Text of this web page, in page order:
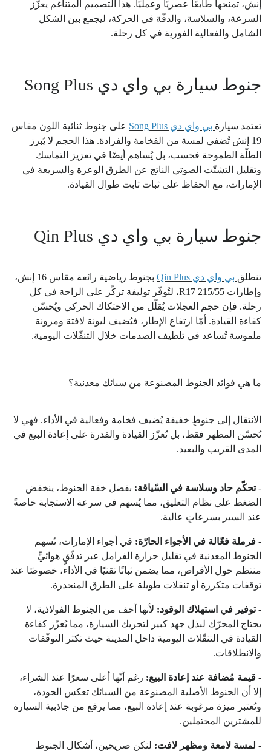
إنش، تمنحها طابعًا عصريًا وعمليًا. هذا التصميم المتناغم يعزّز
السرعة، والسلاسة، والدقّة في الحركة، ليجمع بين الشكل
الشامل والفعالية الفورية في كل رحلة.
جنوط سيارة بي واي دي Song Plus
تعتمد سيارة بي واي دي Song Plus
على جنوط ثنائية اللون مقاس
19 إنش تُضفي لمسة من الفخامة والفرادة. هذا الحجم لا يُبرز
الطلّة الطموحة فحسب، بل يُساهم أيضًا في تعزيز التماسك
وتقليل التشتّت الصوتي الناتج عن الطرق الوعرة والسريعة في
الإمارات، مع الحفاظ على ثبات ثابت طوال القيادة.
جنوط سيارة بي واي دي Qin Plus
تنطلق بي واي دي Qin Plus
بجنوط رياضية رائعة مقاس 16 إنش،
وإطارات 215/55 R17، لتُوفّر توليفة تركّز على الراحة في كل
رحلة. فإن حجم العجلات يُقلّل من الاحتكاك الحركي ويُحسّن
كفاءة القيادة. أمّا ارتفاع الإطار، فيُضيف ليونة لافتة ومرونة
ملموسة تُساعد في تلطيف الصدمات خلال التنقّلات اليومية.
ما هي فوائد الجنوط المصنوعة من سبائك معدنية؟
الانتقال إلى جنوطٍ خفيفة يُضيف فخامة وفعالية في الأداء. فهي لا
تُحسّن المظهر فقط، بل تُعزّز القيادة والقدرة على إعادة البيع في
المدى القريب والبعيد.
-تحكّم حاد وسلاسة في السّياقة: بفضل خفة الجنوط، ينخفض
الضغط على نظام التعليق، مما يُسهم في سرعة الاستجابة خاصةً
عند السير بسرعاتٍ عالية.
- فرملة فعّالة في الأجواء الحارّة: في أجواء الإمارات، تُسهم
الجنوط المعدنية في تقليل حرارة الفرامل عبر تدفّقٍ هوائيٍّ
منتظم حول الأقراص، مما يضمن ثباتًا تقنيًا في الأداء، خصوصًا عند
توقفات متكررة أو تنقلات طويلة على الطرق المنحدرة.
-توفير في استهلاك الوقود: لأنها أخف من الجنوط الفولاذية، لا
يحتاج المحرّك لبذل جهد كبير لتحريك السيارة، مما يُعزّز كفاءة
القيادة في التنقّلات اليومية داخل المدينة حيث تكثر التوقّفات
والانطلاقات.
- قيمة مُضافة عند إعادة البيع: رغم أنّها أعلى سعرًا عند الشراء،
إلا أن الجنوط الأصلية المصنوعة من السبائك تعكس الجودة،
وتُعتبر ميزة مرغوبة عند إعادة البيع، مما يرفع من جاذبية السيارة
للمشترين المحتملين.
- لمسة لامعة ومظهر لافت: لنكن صريحين، أشكال الجنوط